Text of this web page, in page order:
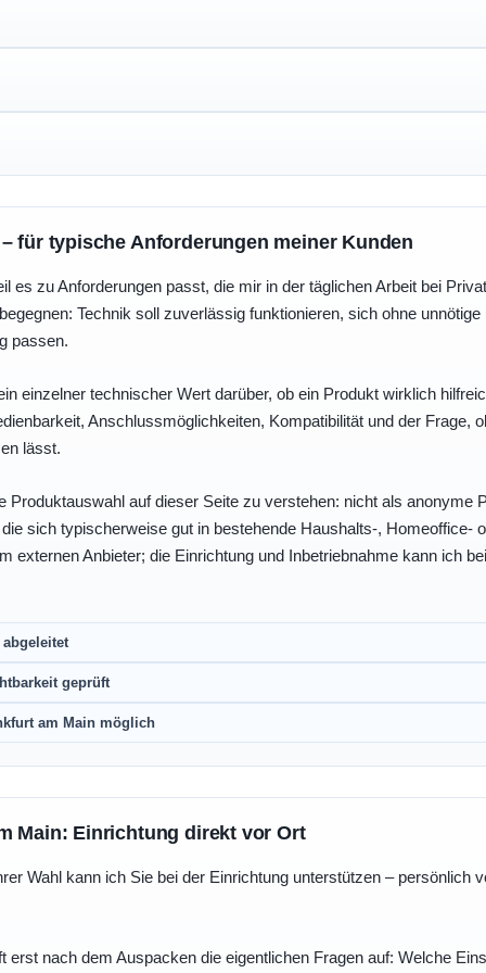
für typische Anforderungen meiner Kunden
es zu Anforderungen passt, die mir in der täglichen Arbeit bei
Technik soll zuverlässig funktionieren, sich ohne
passen.
einzelner technischer Wert darüber, ob ein Produkt wirklich
Anschlussmöglichkeiten, Kompatibilität und der Frage,
lässt.
Produktauswahl auf dieser Seite zu verstehen: nicht als anonyme
sich typischerweise gut in bestehende Haushalts-, Homeoffice-
externen Anbieter; die Einrichtung und Inbetriebnahme kann ich
geprüft
am Main möglich
Main: Einrichtung direkt vor Ort
Wahl kann ich Sie bei der Einrichtung unterstützen – persönlich
erst nach dem Auspacken die eigentlichen Fragen auf: Welche